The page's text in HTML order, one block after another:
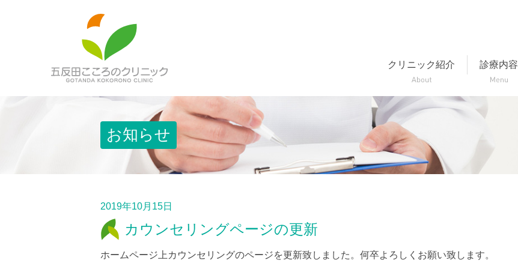
クリニック紹介 診療内容
お知らせ
2019年10月15日
カウンセリングページの更新
ホームページ上カウンセリングのページを更新致しました。何卒よろしくお願い致します。